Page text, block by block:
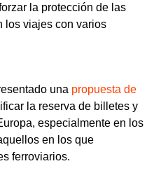
la protección de las
los viajes con varios
una propuesta de
la reserva de billetes y
, especialmente en los
en los que
ferroviarios.